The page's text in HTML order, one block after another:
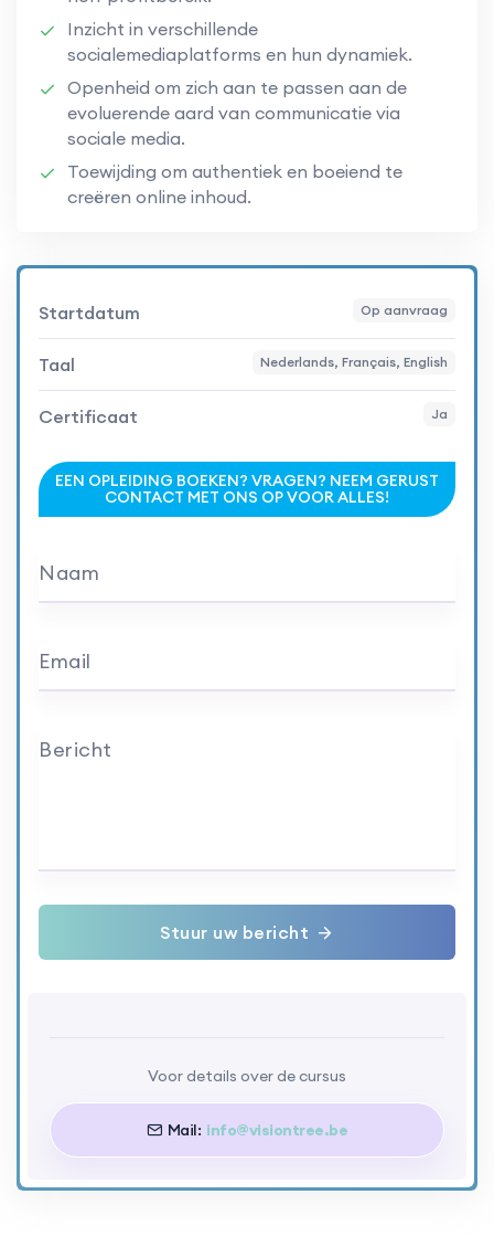
Inzicht in verschillende
socialemediaplatforms en hun dynamiek.
Openheid om zich aan te passen aan de
evoluerende aard van communicatie via
sociale media.
Toewijding om authentiek en boeiend te
creëren online inhoud.
Startdatum Op aanvraag
Taal Nederlands, Français, English
Certificaat Ja
EEN OPLEIDING BOEKEN? VRAGEN? NEEM GERUST
CONTACT MET ONS OP VOOR ALLES!
Naam
Email
Bericht
Stuur uw bericht
Voor details over de cursus
Mail: info@visiontree.be